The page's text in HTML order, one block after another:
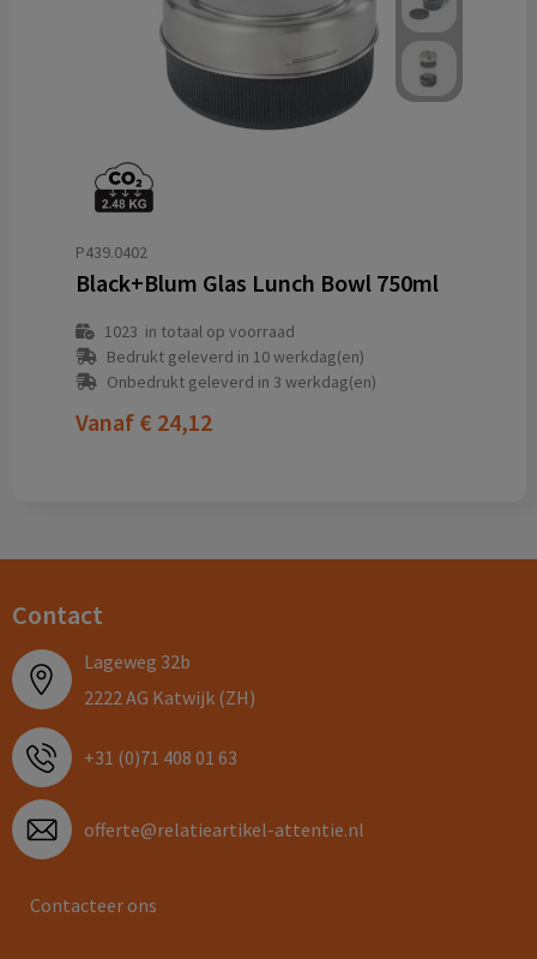
P439.0402
Black+Blum Glas Lunch Bowl 750ml
1023 in totaal op voorraad
Bedrukt geleverd in 10 werkdag(en)
Onbedrukt geleverd in 3 werkdag(en)
Vanaf € 24,12
Contact
Lageweg 32b
2222 AG Katwijk (ZH)
+31 (0)71 408 01 63
offerte@relatieartikel-attentie.nl
Contacteer ons